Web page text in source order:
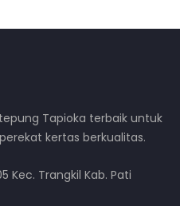
Tapioka terbaik untuk
kertas berkualitas.
Kec. Trangkil Kab. Pati